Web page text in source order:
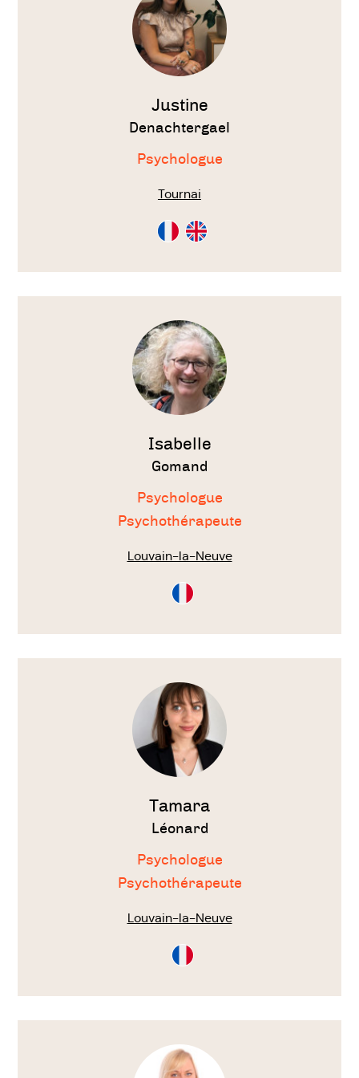
Justine
Denachtergael
Psychologue
Tournai
Consultation
en
Consultation
en
Voir
Isabelle
Gomand
Psychologue
Psychothérapeute
Louvain-la-Neuve
Consultation
en
Voir
Tamara
Léonard
Psychologue
Psychothérapeute
Louvain-la-Neuve
Consultation
en
Voir